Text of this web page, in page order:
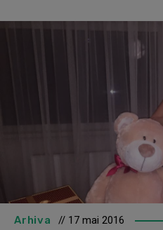
Arhiva // 17 mai 2016